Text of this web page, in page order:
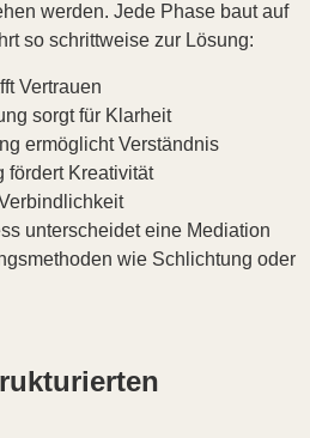
werden. Jede Phase baut auf
so schrittweise zur Lösung:
Vertrauen
sorgt für Klarheit
ermöglicht Verständnis
fördert Kreativität
unterscheidet eine Mediation
wie Schlichtung oder